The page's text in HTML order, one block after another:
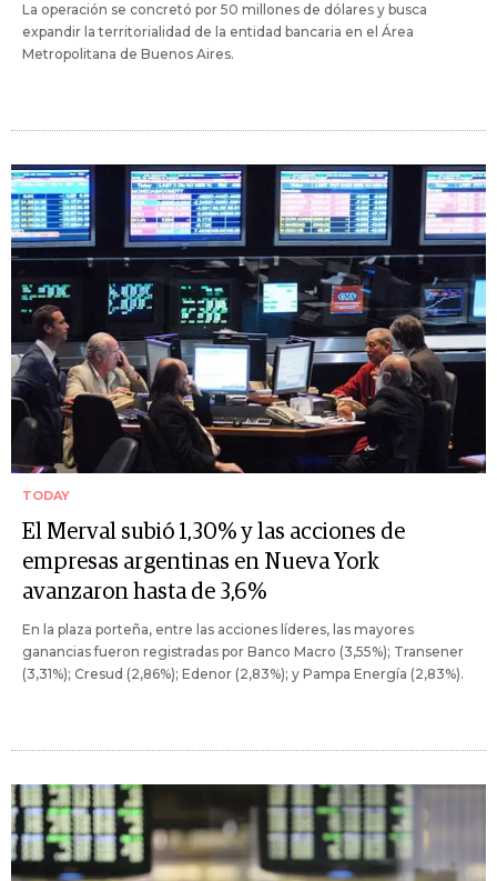
La operación se concretó por 50 millones de dólares y busca
expandir la territorialidad de la entidad bancaria en el Área
Metropolitana de Buenos Aires.
TODAY
El Merval subió 1,30% y las acciones de
empresas argentinas en Nueva York
avanzaron hasta de 3,6%
En la plaza porteña, entre las acciones líderes, las mayores
ganancias fueron registradas por Banco Macro (3,55%); Transener
(3,31%); Cresud (2,86%); Edenor (2,83%); y Pampa Energía (2,83%).